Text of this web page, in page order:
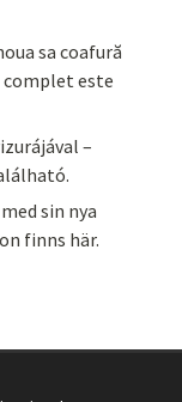
sa coafură
este
–
sin nya
finns här.